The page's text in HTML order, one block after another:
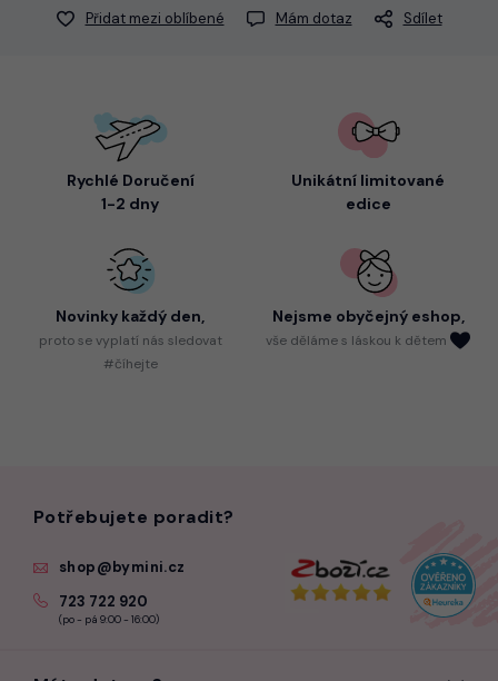
Přidat mezi oblíbené Mám dotaz Sdílet
Rychlé Doručení
1-2 dny
Unikátní limitované
edice
Novinky každý den,
protose vyplatí nás sledovat
#číhejte
Nejsme obyčejný eshop,
vše děláme s láskou k dětem
Potřebujete poradit?
shop@bymini.cz
723 722 920
(po - pá 9:00 - 16:00)